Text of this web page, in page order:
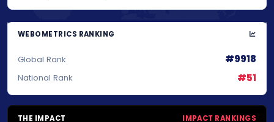
WEBOMETRICS RANKING
Global Rank #9918
National Rank #51
THE IMPACT IMPACT RANKINGS